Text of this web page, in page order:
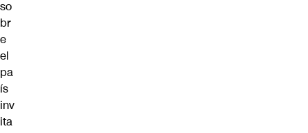
so
br
e
el
pa
ís
inv
ita